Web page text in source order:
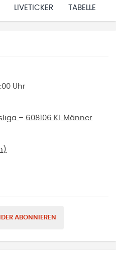
LIVETICKER TABELLE
Uhr
– 608106 KL Männer
)
ABONNIEREN